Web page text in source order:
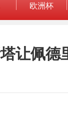
欧洲杯
让佩德